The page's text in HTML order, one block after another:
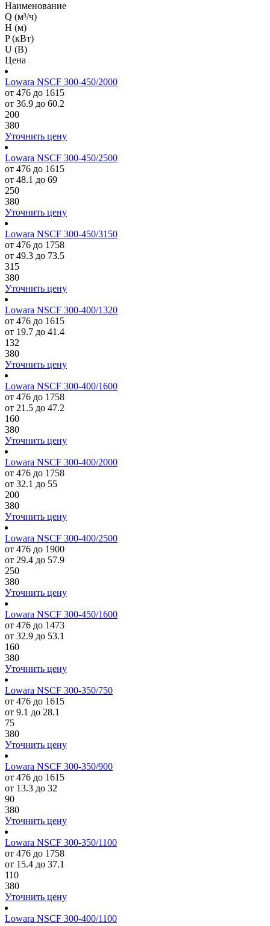
Наименование
Q (м³/ч)
H (м)
P (кВт)
U (В)
Цена
Lowara NSCF 300-450/2000
от 476 до 1615
от 36.9 до 60.2
200
380
Уточнить цену
Lowara NSCF 300-450/2500
от 476 до 1615
от 48.1 до 69
250
380
Уточнить цену
Lowara NSCF 300-450/3150
от 476 до 1758
от 49.3 до 73.5
315
380
Уточнить цену
Lowara NSCF 300-400/1320
от 476 до 1615
от 19.7 до 41.4
132
380
Уточнить цену
Lowara NSCF 300-400/1600
от 476 до 1758
от 21.5 до 47.2
160
380
Уточнить цену
Lowara NSCF 300-400/2000
от 476 до 1758
от 32.1 до 55
200
380
Уточнить цену
Lowara NSCF 300-400/2500
от 476 до 1900
от 29.4 до 57.9
250
380
Уточнить цену
Lowara NSCF 300-450/1600
от 476 до 1473
от 32.9 до 53.1
160
380
Уточнить цену
Lowara NSCF 300-350/750
от 476 до 1615
от 9.1 до 28.1
75
380
Уточнить цену
Lowara NSCF 300-350/900
от 476 до 1615
от 13.3 до 32
90
380
Уточнить цену
Lowara NSCF 300-350/1100
от 476 до 1758
от 15.4 до 37.1
110
380
Уточнить цену
Lowara NSCF 300-400/1100